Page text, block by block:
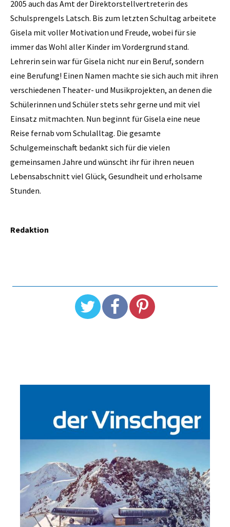
2005 auch das Amt der Direktorstellvertreterin des
Schulsprengels Latsch. Bis zum letzten Schultag arbeitete
Gisela mit voller Motivation und Freude, wobei für sie
immer das Wohl aller Kinder im Vordergrund stand.
Lehrerin sein war für Gisela nicht nur ein Beruf, sondern
eine Berufung! Einen Namen machte sie sich auch mit ihren
verschiedenen Theater- und Musikprojekten, an denen die
Schülerinnen und Schüler stets sehr gerne und mit viel
Einsatz mitmachten. Nun beginnt für Gisela eine neue
Reise fernab vom Schulalltag. Die gesamte
Schulgemeinschaft bedankt sich für die vielen
gemeinsamen Jahre und wünscht ihr für ihren neuen
Lebensabschnitt viel Glück, Gesundheit und erholsame
Stunden.
Redaktion